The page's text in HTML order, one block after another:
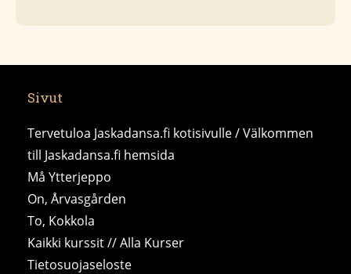
Sivut
Tervetuloa Jaskadansa.fi kotisivulle / Välkommen
till Jaskadansa.fi hemsida
Må Ytterjeppo
On, Årvasgården
To, Kokkola
Kaikki kurssit // Alla Kurser
Tietosuojaseloste